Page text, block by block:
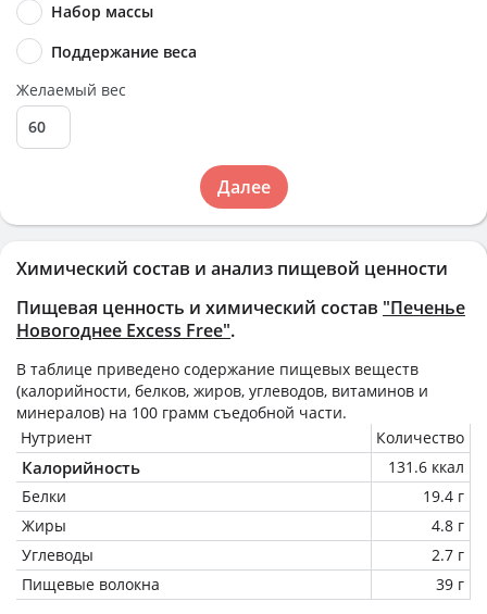
Химический состав и анализ пищевой ценности
Пищевая ценность и химический состав "Печенье
Новогоднее Excess Free".
В таблице приведено содержание пищевых веществ
(калорийности, белков, жиров, углеводов, витаминов и
минералов) на 100 грамм съедобной части.
Нутриент
Количество
Калорийность
131.6 ккал
Белки
19.4 г
Жиры
4.8 г
Углеводы
2.7 г
Пищевые волокна
39 г
Набор массы
Поддержание веса
Желаемый вес
Далее